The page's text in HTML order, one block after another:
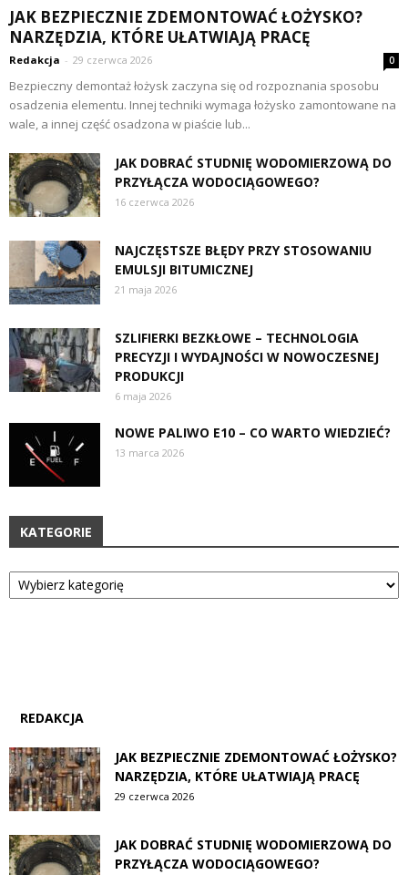
JAK BEZPIECZNIE ZDEMONTOWAĆ ŁOŻYSKO?
NARZĘDZIA, KTÓRE UŁATWIAJĄ PRACĘ
Redakcja - 29 czerwca 2026 0
Bezpieczny demontaż łożysk zaczyna się od rozpoznania sposobu
osadzenia elementu. Innej techniki wymaga łożysko zamontowane na
wale, a innej część osadzona w piaście lub...
JAK DOBRAĆ STUDNIĘ WODOMIERZOWĄ DO
PRZYŁĄCZA WODOCIĄGOWEGO?
16 czerwca 2026
NAJCZĘSTSZE BŁĘDY PRZY STOSOWANIU
EMULSJI BITUMICZNEJ
21 maja 2026
SZLIFIERKI BEZKŁOWE – TECHNOLOGIA
PRECYZJI I WYDAJNOŚCI W NOWOCZESNEJ
PRODUKCJI
6 maja 2026
NOWE PALIWO E10 – CO WARTO WIEDZIEĆ?
13 marca 2026
KATEGORIE
Kategorie
REDAKCJA
JAK BEZPIECZNIE ZDEMONTOWAĆ ŁOŻYSKO?
NARZĘDZIA, KTÓRE UŁATWIAJĄ PRACĘ
29 czerwca 2026
JAK DOBRAĆ STUDNIĘ WODOMIERZOWĄ DO
PRZYŁĄCZA WODOCIĄGOWEGO?